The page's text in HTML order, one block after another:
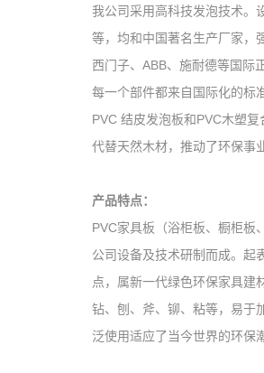
我公司采用高科技发泡技术。
等，均和中国著名生产厂家，
西门子、ABB、施耐德等国际
每一个部件都来自国际化的标
PVC 结皮发泡板和PVC木塑
代替天然木材，推动了环保事
产品特点：
PVC家具板（浴柜板、橱柜板
公司设备及技术研制而成。起
点，属新一代绿色环保家具建
钻、刨、斧、铆、粘等，易于
泛使用适应了当今世界的环保